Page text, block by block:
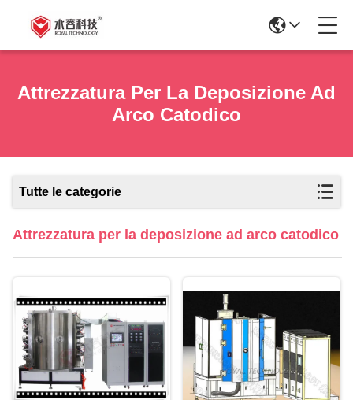
Attrezzatura Per La Deposizione Ad
Arco Catodico
Tutte le categorie
Attrezzatura per la deposizione ad arco catodico